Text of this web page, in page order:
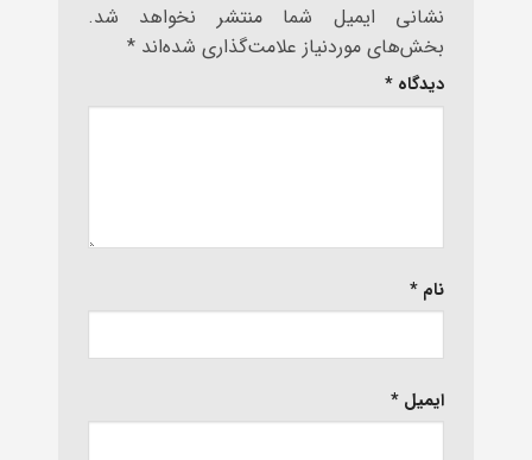
نشانی ایمیل شما منتشر نخواهد شد.
بخش‌های موردنیاز علامت‌گذاری شده‌اند *
دیدگاه *
نام *
ایمیل *